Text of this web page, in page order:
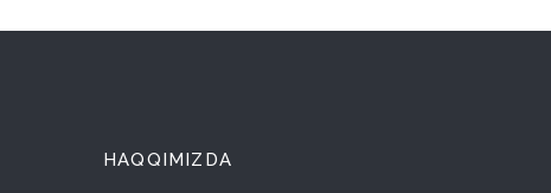
HAQQIMIZDA